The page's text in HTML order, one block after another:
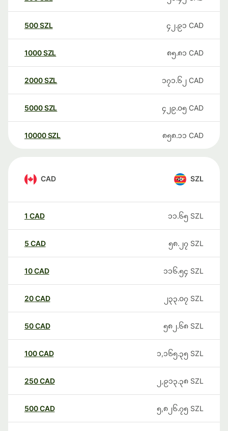
500SZL ၄၂.၉၁ CAD
1000SZL ၈၅.၈၁ CAD
2000SZL ၁၇၁.၆၂ CAD
5000SZL ၄၂၉.၀၅ CAD
10000 SZL ၈၅၈.၁၁ CAD
CAD SZL
1 CAD ၁၁.၆၅ SZL
5 CAD ၅၈.၂၇ SZL
10CAD ၁၁၆.၅၄ SZL
20CAD ၂၃၃.၀၇ SZL
50CAD ၅၈၂.၆၈ SZL
100CAD ၁,၁၆၅.၃၅ SZL
250CAD ၂,၉၁၃.၃၈ SZL
500CAD ၅,၈၂၆.၇၅ SZL